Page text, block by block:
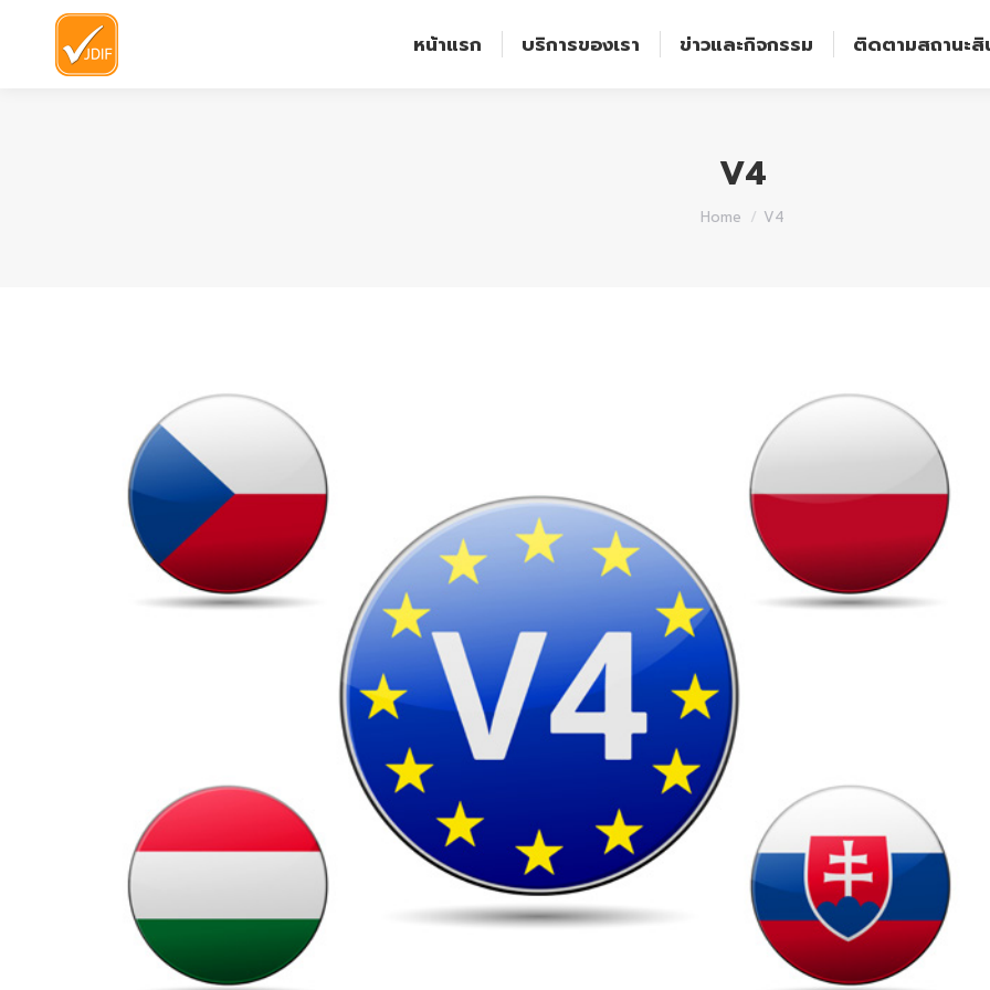
หน้าแรก บริการของเรา ข่าวและกิจกรรม ติดตามสถานะสิ
V4
You are here:
Home V4
หน้าแรก บริการของเรา ข่าวและกิจกรรม ติดตามสถานะสิ